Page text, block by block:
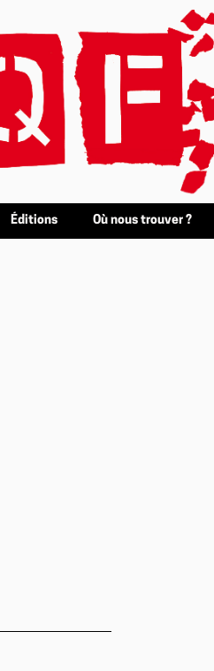
Éditions Où nous trouver ?